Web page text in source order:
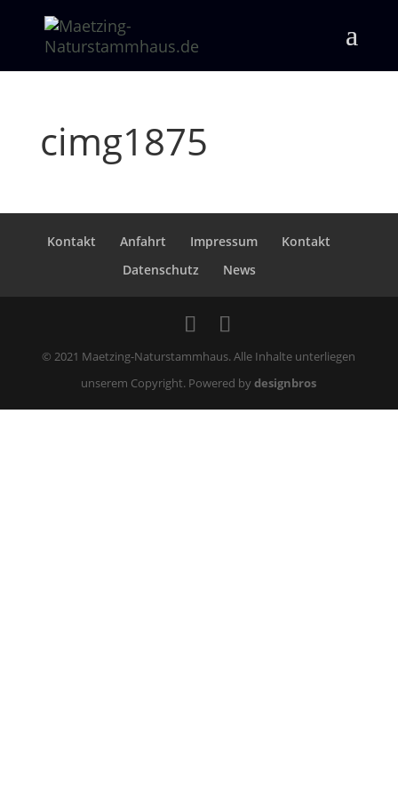
cimg1875
Kontakt Anfahrt Impressum
Kontakt
Datenschutz
News
© 2021 Maetzing-Naturstammhaus. Alle Inhalte unterliegen
unserem Copyright. Powered bydesignbros